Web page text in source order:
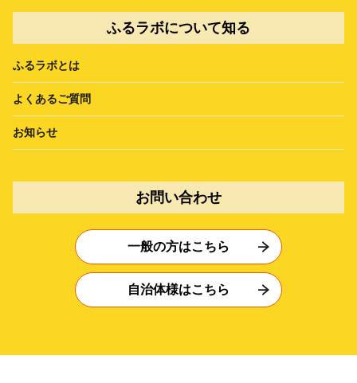
ふるラボについて知る
ふるラボとは
よくあるご質問
お知らせ
お問い合わせ
一般の方はこちら
自治体様はこちら